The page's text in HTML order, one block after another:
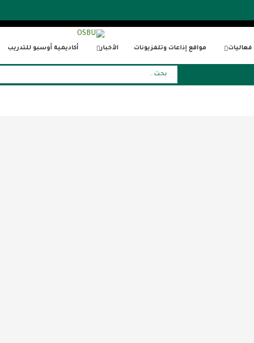
أكاديمية أوسبو للتدريب الأخبار مواقع إذاعات وتلفزيونات فعاليات